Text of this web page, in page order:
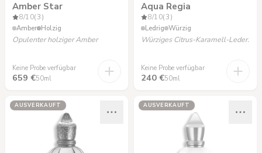
Amber Star
8/10(3)
Amber Holzig
Opulenter holziger Amber
Keine Probe verfügbar
659 €50ml
Aqua Regia
8/10(3)
Ledrig Würzig
Würziges Citrus-Karamell-Leder.
Keine Probe verfügbar
240 €50ml
AUSVERKAUFT AUSVERKAUFT